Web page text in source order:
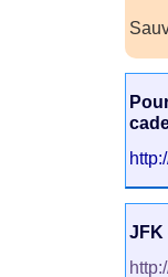
JFK